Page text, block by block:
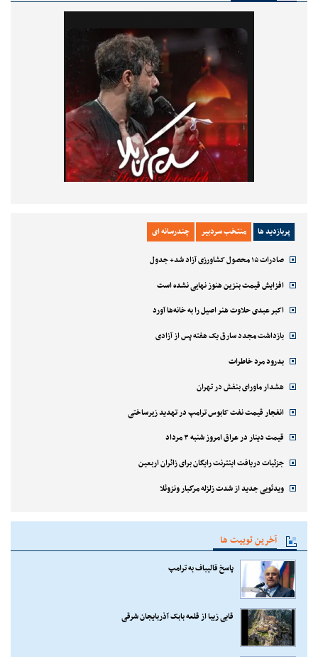
پربازدید ها منتخب سردبیر چندرسانه ای
صادرات ۱۵ محصول کشاورزی آزاد شد+ جدول
افزایش قیمت بنزین هنوز نهایی نشده است
اکبر عبدی حلاوت هنر اصیل را به خانه‌ها آورد
بازداشت مجدد سارق یک هفته پس از آزادی
بدرود مرد خاطرات
هشدار ماورای بنفش در تهران
انفجار قیمت نفت کابوس ترامپ در تهدید زیرساختی
قیمت دینار در عراق امروز شنبه ۳ مرداد
جزئیات دریافت اینترنت رایگان برای زائران اربعین
ویدئویی جدید از شدت زلزله مرگبار ونزوئلا
آخرین توییت ها
پاسخ قالیباف به ترامپ
قابی زیبا از قلعه بابک آذربایجان شرقی